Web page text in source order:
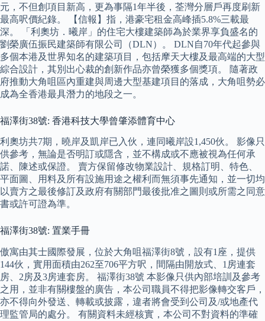
元，不但創項目新高，更為事隔1年半後，荃灣分層戶再度刷新
最高呎價紀錄。 【信報】指，港豪宅租金高峰插5.8%三載最
深。 「利奧坊．曦岸」的住宅大樓建築師為於業界享負盛名的
劉榮廣伍振民建築師有限公司（DLN）。 DLN自70年代起參與
多個本港及世界知名的建築項目，包括摩天大樓及最高端的大型
綜合設計，其別出心裁的創新作品亦曾榮獲多個獎項。 隨著政
府推動大角咀區內重建與周邊大型基建項目的落成，大角咀勢必
成為全香港最具潛力的地段之一。
福澤街38號: 香港科技大學曾肇添體育中心
利奧坊共7期，曉岸及凱岸已入伙，連同曦岸設1,450伙。 影像只
供參考，無論是否明訂或隱含，並不構成或不應被視為任何承
諾、陳述或保證。 賣方保留修改物業設計、規格訂明、特色、
平面圖、用料及所有設施用途之權利而無須事先通知，並一切均
以賣方之最後修訂及政府有關部門最後批准之圖則或所需之同意
書或許可證為準。
福澤街38號: 置業手冊
傲寓由其士國際發展，位於大角咀福澤街8號，設有1座，提供
144伙，實用面積由262至706平方呎，間隔由開放式、1房連套
房、2房及3房連套房。 福澤街38號 本影像只供內部培訓及參考
之用，並非有關樓盤的廣告，本公司職員不得把影像轉交客戶，
亦不得向外發送、轉載或披露，違者將會受到公司及/或地產代
理監管局的處分。 有關資料未經核實，本公司不對資料的準確